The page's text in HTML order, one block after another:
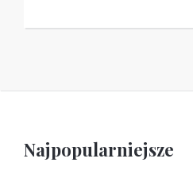
Najpopularniejsze